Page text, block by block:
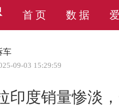
首 页 数 据
车
09-03 15:29:59
印度销量惨淡